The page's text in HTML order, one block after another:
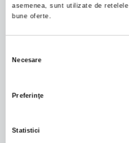
asemenea, sunt utilizate de
bune oferte.
Necesare
Preferinţe
Statistici
Frane fata
Suspensii fata